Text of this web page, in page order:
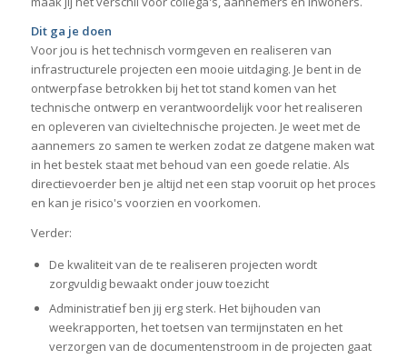
Dit ga je doen
Voor jou is het technisch vormgeven en realiseren van
infrastructurele projecten een mooie uitdaging. Je bent in de
ontwerpfase betrokken bij het tot stand komen van het
technische ontwerp en verantwoordelijk voor het realiseren
en opleveren van civieltechnische projecten. Je weet met de
aannemers zo samen te werken zodat ze datgene maken wat
in het bestek staat met behoud van een goede relatie. Als
directievoerder ben je altijd net een stap vooruit op het proces
en kan je risico's voorzien en voorkomen.
Verder:
De kwaliteit van de te realiseren projecten wordt
zorgvuldig bewaakt onder jouw toezicht
Administratief ben jij erg sterk. Het bijhouden van
weekrapporten, het toetsen van termijnstaten en het
verzorgen van de documentenstroom in de projecten gaat